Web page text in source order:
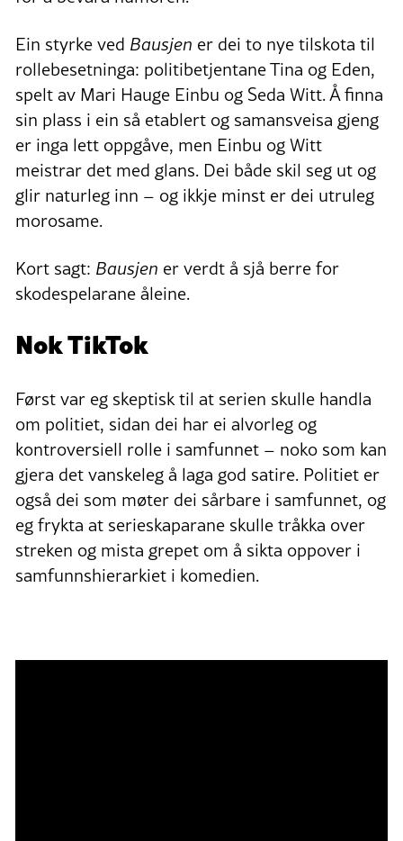
Ein styrke ved Bausjen er dei to nye tilskota til
rollebesetninga: politibetjentane Tina og Eden,
spelt av Mari Hauge Einbu og Seda Witt. Å finna
sin plass i ein så etablert og samansveisa gjeng
er inga lett oppgåve, men Einbu og Witt
meistrar det med glans. Dei både skil seg ut og
glir naturleg inn – og ikkje minst er dei utruleg
morosame.
Kort sagt: Bausjen er verdt å sjå berre for
skodespelarane åleine.
Nok TikTok
Først var eg skeptisk til at serien skulle handla
om politiet, sidan dei har ei alvorleg og
kontroversiell rolle i samfunnet – noko som kan
gjera det vanskeleg å laga god satire. Politiet er
også dei som møter dei sårbare i samfunnet, og
eg frykta at serieskaparane skulle tråkka over
streken og mista grepet om å sikta oppover i
samfunnshierarkiet i komedien.